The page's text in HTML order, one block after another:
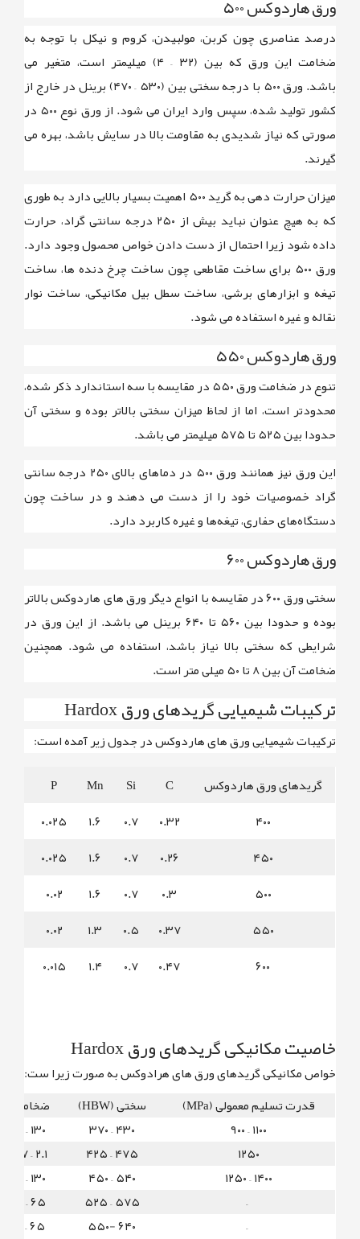
ورق هاردوکس ۵۰۰
درصد عناصری چون کربن، مولبیدن، کروم و نیکل با توجه به
ضخامت این ورق که بین (۳۲ – ۴) میلیمتر
است، متغیر می
باشد. ورق ۵۰۰ با درجه سختی بین(۵۳۰ – ۴۷۰) برینل
در خارج از
کشور تولید شده، سپس وارد ایران می شود. از ورق نوع۵۰۰
در
صورتی که نیاز شدیدی به مقاومت بالا در سایش باشد، بهره می
گیرند.
میزان حرارت دهی بهگرید ۵۰۰
اهمیت بسیار بالایی دارد به طوری
که به هیچ عنوان نباید بیش از
، حرارت
داده شود زیرا احتمال از دست دادن خواص محصول وجود دارد.
ورق ۵۰۰ برای ساخت مقاطعی چون ساخت چرخ دنده ها، ساخت
تیغه و ابزارهای برشی، ساخت سطل بیل مکانیکی، ساخت نوار
نقاله و غیره استفاده می شود.
ورق هاردوکس ۵۵۰
تنوع در ضخامتورق ۵۵۰
در مقایسه با سه استاندارد ذکر شده،
محدودتر است، اما از لحاظ میزان سختی بالاتر بوده و سختی آن
حدودا بین۵۲۵ تا ۵۷۵ میلیمتر
می باشد.
این ورق نیز همانند ورق ۵۰۰ در دماهای بالای
۲۵۰ درجه سانتی
گراد خصوصیات خود را از دست می دهند و در ساخت چون
دستگاه‌های حفاری، تیغه‌ها و غیره کاربرد دارد.
ورق هاردوکس ۶۰۰
سختیورق ۶۰۰
در مقایسه با انواع دیگر ورق‌ های هاردوکس بالاتر
بوده و حدودا بین ۵۶۰ تا ۶۴۰ برینل
می باشد. از این ورق در
شرایطی که سختی بالا نیاز باشد، استفاده می شود. همچنین
ضخامت آن بین۸ تا ۵۰ میلی متر است.
ترکیبات شیمیایی گریدهای ورق Hardox
ترکیبات شیمیایی ورق های هاردوکس در جدول زیر آمده است:
گریدهای ورق هاردوکس
C
Si
Mn
P
۴۰۰
۰.۳۲ ۰.۷ ۱.۶ ۰.۰۲۵
۴۵۰
۰.۲۶ ۰.۷ ۱.۶ ۰.۰۲۵
۵۰۰
۰.۳ ۰.۷ ۱.۶ ۰.۰۲
۵۵۰
۰.۳۷ ۰.۵ ۱.۳ ۰.۰۲
۶۰۰
۰.۴۷ ۰.۷ ۱.۴ ۰.۰۱۵
خاصیت مکانیکی گریدهای ورق Hardox
خواص مکانیکی گریدهای ورق های هرادوکس به صورت زیرا ست:
قدرت تسلیم معمولی (MPa)
سختی (HBW)
ضخامت
۱۱۰۰ – ۹۰۰
۴۳۰ – ۳۷۰
۱۳۰ – ۴
۱۲۵۰
۴۷۵ – ۴۲۵
۲.۱ – ۰.۷
۱۴۰۰ – ۱۲۵۰
۵۴۰ – ۴۵۰
۱۳۰ – ۴
–
۵۷۵ – ۵۲۵
۶۵ – ۸
–
۶۴۰ -۵۵۰ ۶۵ – ۶